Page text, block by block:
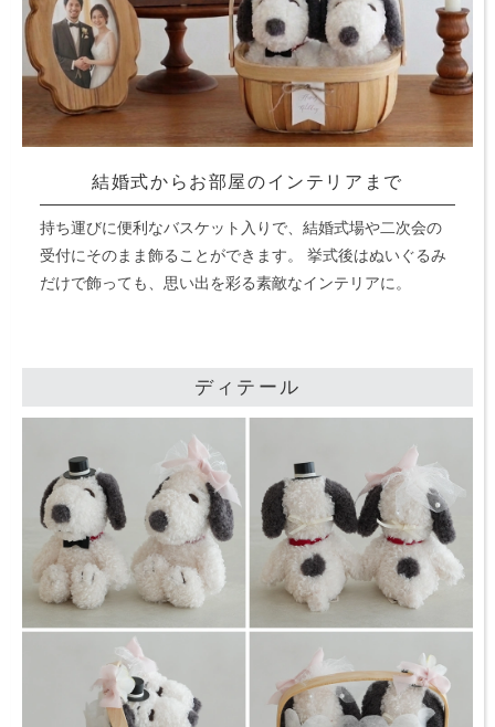
結婚式からお部屋のインテリアまで
持ち運びに便利なバスケット入りで、結婚式場や二次会の
受付にそのまま飾ることができます。
挙式後はぬいぐるみ
だけで飾っても、思い出を彩る素敵なインテリアに。
ディテール